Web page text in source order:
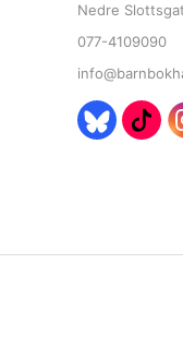
Nedre
077-4109090